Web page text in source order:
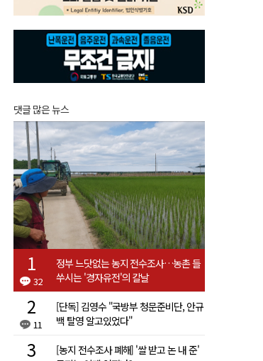
댓글 많은 뉴스
32
정부 느닷없는 농지 전수조사…농촌 들
쑤시는 '경자유전'의 칼날
11
[단독] 김영수 "국방부 청문준비단, 안규
백 탈영 알고있었다"
[농지 전수조사 폐해] '쌀 받고 논 내 준'